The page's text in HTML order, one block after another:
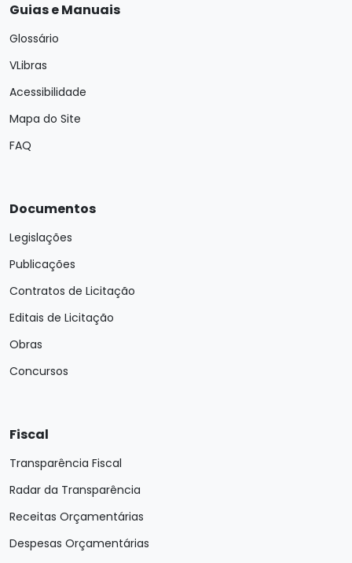
Guias e Manuais
Glossário
VLibras
Acessibilidade
Mapa do Site
FAQ
Documentos
Legislações
Publicações
Contratos de Licitação
Editais de Licitação
Obras
Concursos
Fiscal
Transparência Fiscal
Radar da Transparência
Receitas Orçamentárias
Despesas Orçamentárias